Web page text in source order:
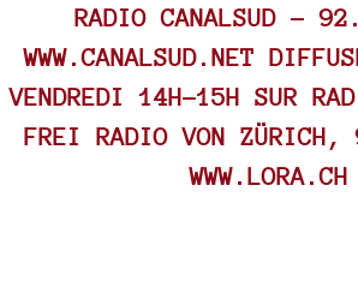
RADIO CANALSUD -
WWW.CANALSUD.NET
VENDREDI 14H-15H SUR
FREI RADIO VON ZÜRICH,
WWW.LORA.CH